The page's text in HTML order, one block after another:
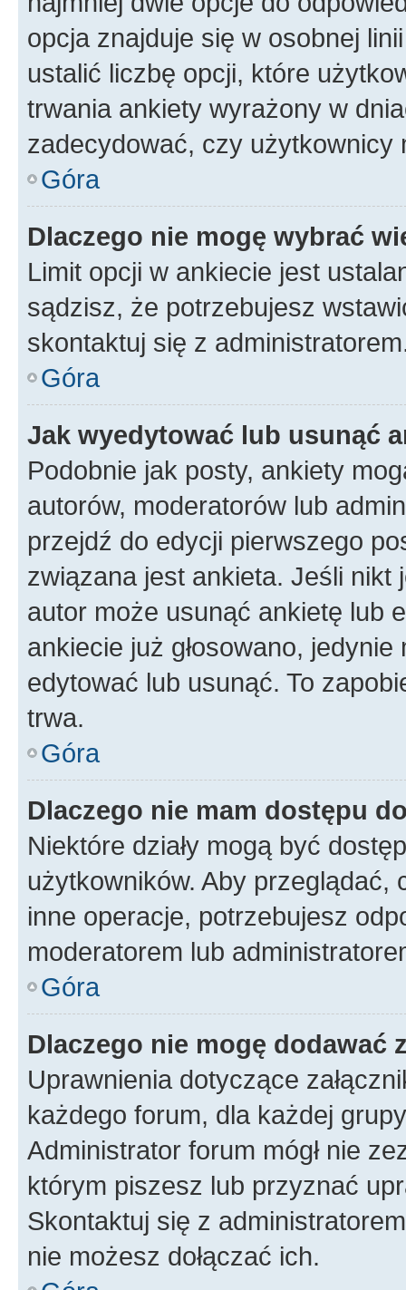
opcja znajduje się w osobnej
ustalić liczbę opcji, które
trwania ankiety wyrażony w
zadecydować, czy użytkownicy
Góra
Dlaczego nie mogę wybrać
Limit opcji w ankiecie jest
sądzisz, że potrzebujesz
skontaktuj się z
Góra
Jak wyedytować lub usunąć
Podobnie jak posty, ankiety
autorów, moderatorów lub
przejdź do edycji pierwszego
związana jest ankieta. Jeśli nikt
autor może usunąć ankietę lub
ankiecie już głosowano,
edytować lub usunąć. To
trwa.
Góra
Dlaczego nie mam dostępu
Niektóre działy mogą być
użytkowników. Aby
inne operacje, potrzebujesz
moderatorem lub
Góra
Dlaczego nie mogę dodawać
Uprawnienia dotyczące
każdego forum, dla każdej
Administrator forum mógł nie
którym piszesz lub przyznać
Skontaktuj się z
nie możesz dołączać ich.